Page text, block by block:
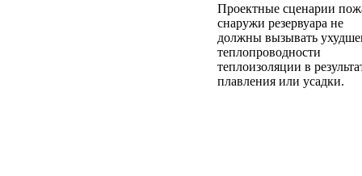
Проектные сценарии
снаружи резервуара не
должны вызывать
теплопроводности
теплоизоляции в
плавления или усадки.